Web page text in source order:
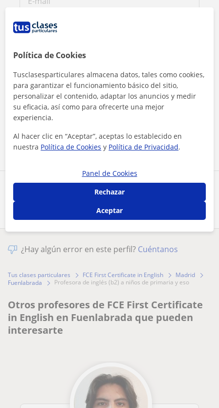
Comparte a este profesor
Al hacer clic, aceptas nuestroaviso legal y de privacidad
Contactar ahora
¿Hay algún error en este perfil? Cuéntanos
Tus clases particulares FCE First Certificate in English
Madrid
Fuenlabrada
profesora de inglés (b2) a niños de primaria y eso
Otros profesores de FCE First Certificate
in English en Fuenlabrada que pueden
interesarte
Política de Cookies
Tusclasesparticulares almacena datos, tales como cookies,
para garantizar el funcionamiento básico del sitio,
personalizar el contenido, adaptar los anuncios y medir
su eficacia, así como para ofrecerte una mejor
experiencia.
Al hacer clic en “Aceptar”, aceptas lo establecido en
nuestra Política de Cookies y Política de Privacidad.
Panel de Cookies
Rechazar
Aceptar